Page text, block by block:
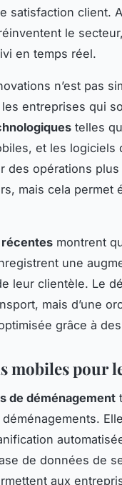
satisfaction client.
le
en temps réel.
n’est pas
entreprises qui
telles
et les
des opérations
mais cela permet
montrent
une
leur clientèle. Le
mais d’une
grâce à
mobiles pour
de déménagement
déménagements.
de données de
aux